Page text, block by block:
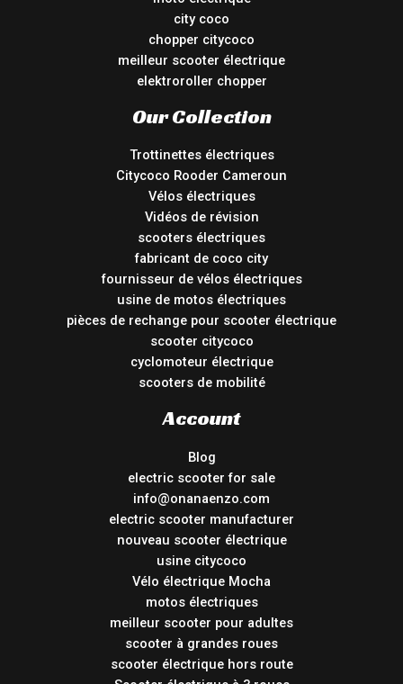
city coco
chopper citycoco
meilleur scooter électrique
elektroroller chopper
Our Collection
Trottinettes électriques
Citycoco Rooder Cameroun
Vélos électriques
Vidéos de révision
scooters électriques
fabricant de coco city
fournisseur de vélos électriques
usine de motos électriques
pièces de rechange pour scooter électrique
scooter citycoco
cyclomoteur électrique
scooters de mobilité
Account
Blog
electric scooter for sale
info@onanaenzo.com
electric scooter manufacturer
nouveau scooter électrique
usine citycoco
Vélo électrique Mocha
motos électriques
meilleur scooter pour adultes
scooter à grandes roues
scooter électrique hors route